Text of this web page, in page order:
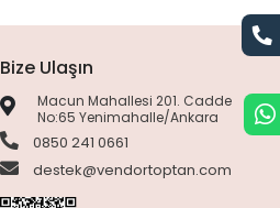
Bize Ulaşın
Macun Mahallesi 201. Cadde
No:65 Yenimahalle/Ankara
0850 241 0661
destek@vendortoptan.com